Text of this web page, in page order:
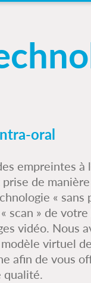
oral
empreintes
de
« sans
scan » de
vidéo. Nous
virtuel
afin de vous
qualité.